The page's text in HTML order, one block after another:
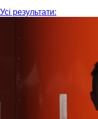
Усі результати: